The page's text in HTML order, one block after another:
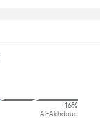
16%
Al-Akhdoud